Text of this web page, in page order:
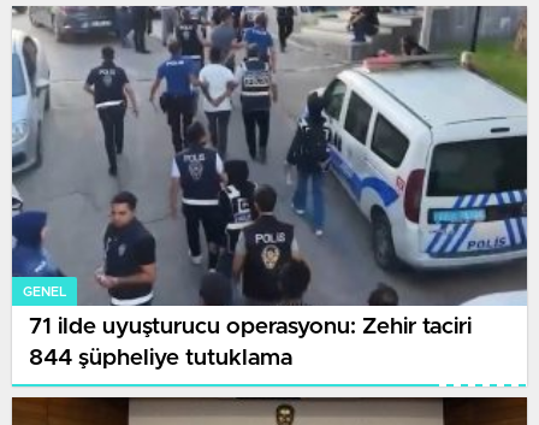
GENEL
71 ilde uyuşturucu operasyonu: Zehir taciri
844 şüpheliye tutuklama